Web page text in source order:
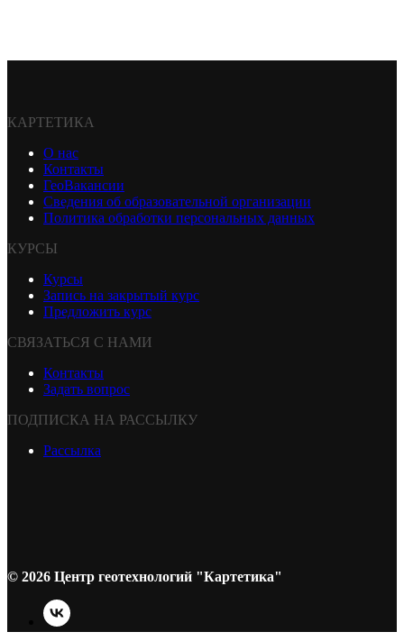
КАРТЕТИКА
О нас
Контакты
ГеоВакансии
Сведения об образовательной организации
Политика обработки персональных данных
КУРСЫ
Курсы
Запись на закрытый курс
Предложить курс
СВЯЗАТЬСЯ С НАМИ
Контакты
Задать вопрос
ПОДПИСКА НА РАССЫЛКУ
Рассылка
© 2026 Центр геотехнологий "Картетика"